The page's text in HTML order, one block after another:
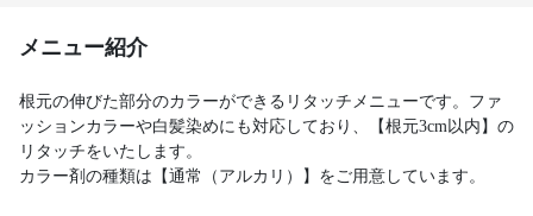
メニュー紹介
根元の伸びた部分のカラーができるリタッチメニューです。ファ
ッションカラーや白髪染めにも対応しており、【根元3cm以内】の
リタッチをいたします。
カラー剤の種類は【通常（アルカリ）】をご用意しています。